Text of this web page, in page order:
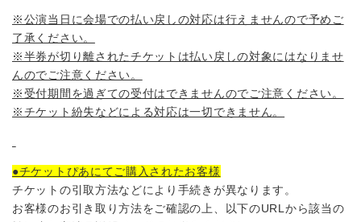
※公演当日に会場での払い戻しの対応は行えませんので予めご
了承ください。
※半券が切り離されたチケットは払い戻しの対象にはなりませ
んのでご注意ください。
※受付期間を過ぎての受付はできませんのでご注意ください。
※チケット紛失などによる対応は一切できません。
●チケットぴあにてご購入されたお客様
チケットの引取方法などにより手続きが異なります。
お客様のお引き取り方法をご確認の上、以下のURLから該当の